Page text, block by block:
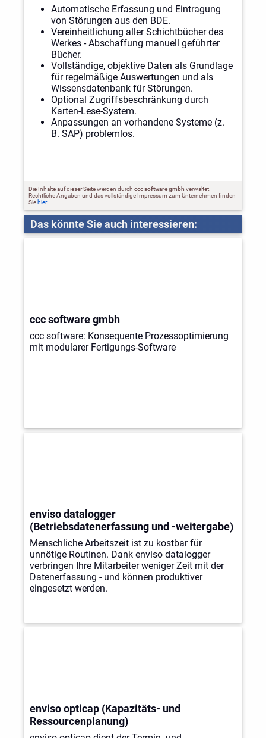
Automatische Erfassung und Eintragung
von Störungen aus den BDE.
Vereinheitlichung aller Schichtbücher des
Werkes - Abschaffung manuell geführter
Bücher.
Vollständige, objektive Daten als Grundlage
für regelmäßige Auswertungen und als
Wissensdatenbank für Störungen.
Optional Zugriffsbeschränkung durch
Karten-Lese-System.
Anpassungen an vorhandene Systeme (z.
B. SAP) problemlos.
Die Inhalte auf dieser Seite werden durch ccc software gmbh verwaltet.
Rechtliche Angaben und das vollständige Impressum zum Unternehmen finden
Sie hier.
Das könnte Sie auch interessieren:
ccc software gmbh
ccc software: Konsequente Prozessoptimierung
mit modularer Fertigungs-Software
enviso datalogger
(Betriebsdatenerfassung und -weitergabe)
Menschliche Arbeitszeit ist zu kostbar für
unnötige Routinen. Dank enviso datalogger
verbringen Ihre Mitarbeiter weniger Zeit mit der
Datenerfassung - und können produktiver
eingesetzt werden.
enviso opticap (Kapazitäts- und
Ressourcenplanung)